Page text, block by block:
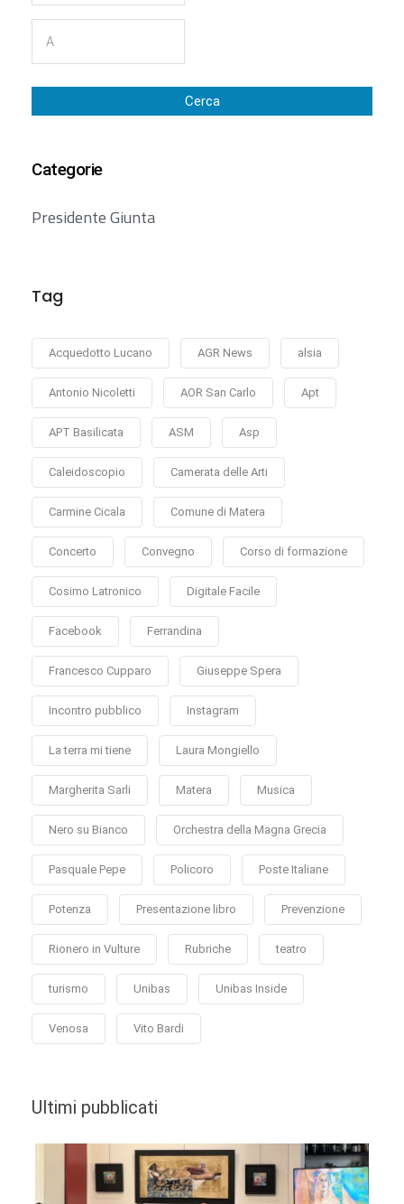
Cerca
Categorie
Presidente Giunta
Tag
Acquedotto Lucano AGR News alsia
Antonio Nicoletti AOR San Carlo Apt
APT Basilicata ASM Asp
Caleidoscopio Camerata delle Arti
Carmine Cicala Comune di Matera
Concerto Convegno Corso di formazione
Cosimo Latronico Digitale Facile
Facebook Ferrandina
Francesco Cupparo Giuseppe Spera
Incontro pubblico Instagram
La terra mi tiene Laura Mongiello
Margherita Sarli Matera Musica
Nero su Bianco Orchestra della Magna Grecia
Pasquale Pepe Policoro Poste Italiane
Potenza Presentazione libro Prevenzione
Rionero in Vulture Rubriche teatro
turismo Unibas Unibas Inside
Venosa Vito Bardi
Ultimi pubblicati